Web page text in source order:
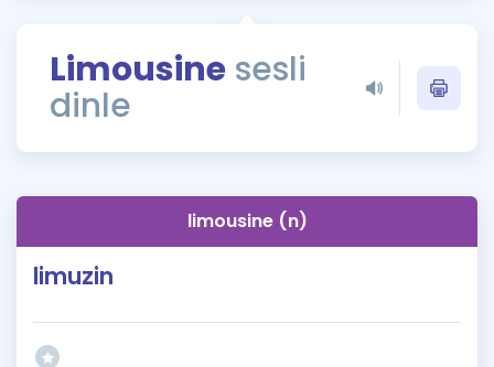
Rehberlik Aracı
ÖSYM Sınav Takvimi
İngilizce Gramer
Limousine sesli
dinle
limousine (n)
limuzin